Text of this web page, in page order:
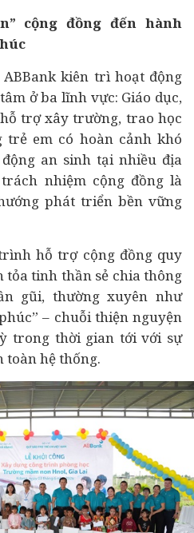
cộng đồng đến hành
kiên trì hoạt động
ở ba lĩnh vực: Giáo dục,
trợ xây trường, trao học
trẻ em có hoàn cảnh khó
an sinh tại nhiều địa
nhiệm cộng đồng là
phát triển bền vững
hỗ trợ cộng đồng quy
tỏa tinh thần sẻ chia thông
gũi, thường xuyên như
– chuỗi thiện nguyện
trong thời gian tới với sự
toàn hệ thống.